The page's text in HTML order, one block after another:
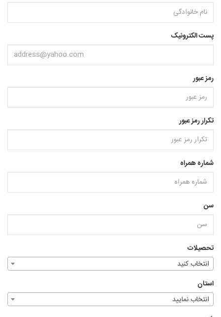
پست الکترونیک
رمز عبور
تکرار رمز عبور
شماره همراه
سن
تحصیلات
انتخاب کنید
استان
انتخاب نمایید